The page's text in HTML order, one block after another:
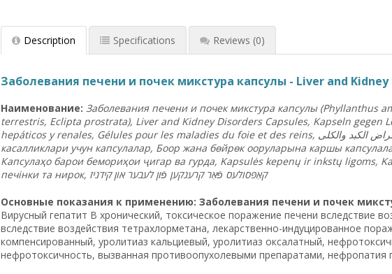
Description Specifications Reviews (0)
Заболевания печени и почек микстура капсулы - Liver and Kidney
Наименование: Заболевания печени и почек микстура капсулы(Phyllanthus
terrestris, Eclipta prostrata), Liver and Kidney Disorders Capsules, Kapseln
hepáticos y renales, Gélules pour les maladies du foie et des reins,
الكبد والكلى
касалликлари учун капсулалар, Боор жана бөйрөк ооруларына каршы
Капсулаҳо барои бемориҳои ҷигар ва гурда, Kapsulės kepenų ir inkstų ligoms,
печінки та нирок, קאַפּסולעס פֿאַר קרענקען פֿון לעבער און קידניז
Основные показания к применению: Заболевания печени и почек
Вирусный гепатит B хронический, токсическое поражение печени вследствие
вследствие воздействия тетрахлорметана, лекарственно-индуцированное
компенсированный, уролитиаз кальциевый, уролитиаз оксалатный,
нефротоксичность, вызванная противоопухолевыми препаратами, нефропатия